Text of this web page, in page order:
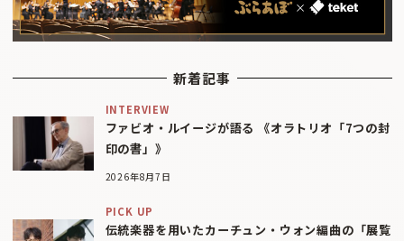
新着記事
INTERVIEW
ファビオ・ルイージが語る 《オラトリオ「7つの封
印の書」》
2026年8月7日
PICK UP
伝統楽器を用いたカーチュン・ウォン編曲の「展覧